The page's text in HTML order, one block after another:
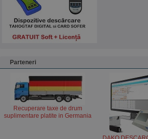
Parteneri
Recuperare taxe de drum
suplimentare platite in Germania